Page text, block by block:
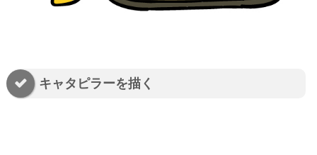
キャタピラーを描く